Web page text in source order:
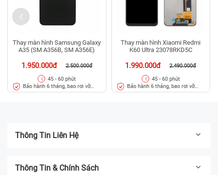
Thay màn hình Samsung Galaxy
A35 (SM A356B, SM A356E)
1.950.000đ 2.500.000đ
45 - 60 phút
Bảo hành 6 tháng, bao rơi vỡ
kính
Thay màn hình Xiaomi Redmi
K60 Ultra 23078RKD5C
1.990.000đ 2.490.000đ
45 - 60 phút
Bảo hành 6 tháng, bao rơi vỡ
kính
Thông Tin Liên Hệ
Thông Tin & Chính Sách